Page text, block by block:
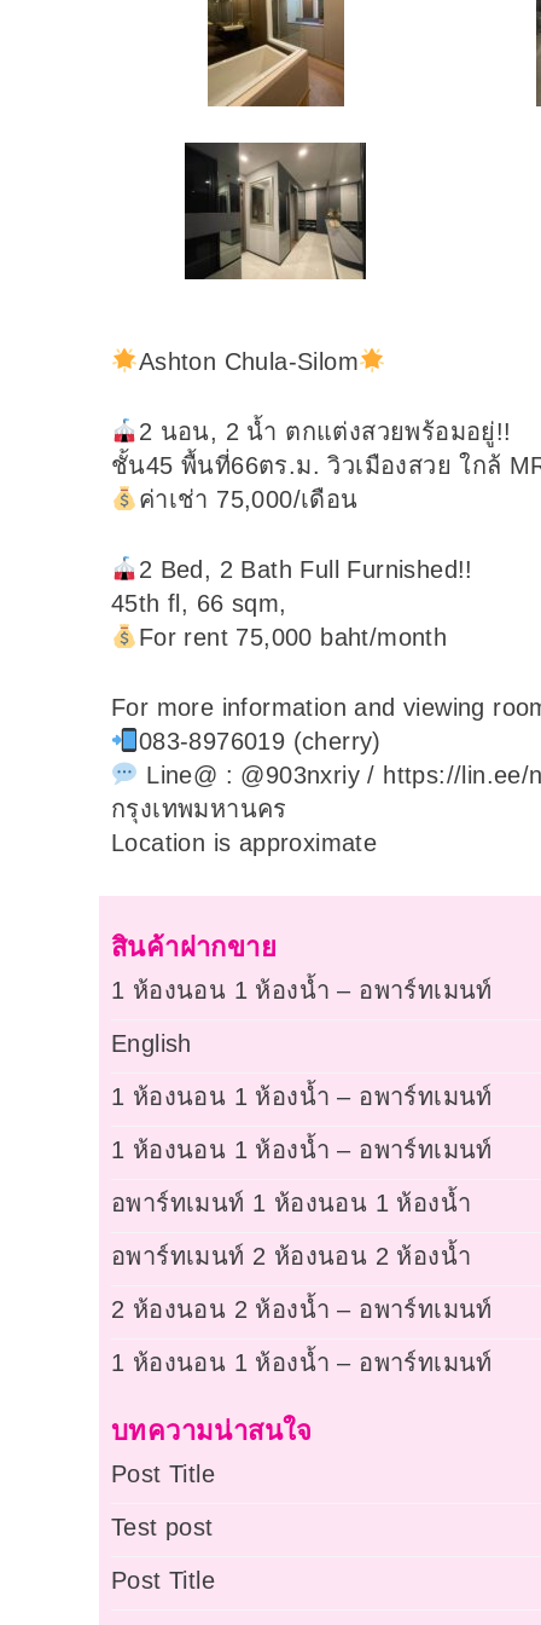
Ashton Chula-Silom
2 นอน, 2 น้ำ ตกแต่งสวยพร้อมอยู่!!
ชั้น45 พื้นที่66ตร.ม. วิวเมืองสวย ใกล้
ค่าเช่า 75,000/เดือน
2 Bed, 2 Bath Full Furnished!!
45th fl, 66 sqm,
For rent 75,000 baht/month
For more information and viewing
083-8976019 (cherry)
Line@ : @903nxriy / https://lin.ee/
กรุงเทพมหานคร
Location is approximate
สินค้าฝากขาย
1 ห้องนอน 1 ห้องน้ำ – อพาร์ทเมนท์
English
1 ห้องนอน 1 ห้องน้ำ – อพาร์ทเมนท์
1 ห้องนอน 1 ห้องน้ำ – อพาร์ทเมนท์
อพาร์ทเมนท์ 1 ห้องนอน 1 ห้องน้ำ
อพาร์ทเมนท์ 2 ห้องนอน 2 ห้องน้ำ
2 ห้องนอน 2 ห้องน้ำ – อพาร์ทเมนท์
1 ห้องนอน 1 ห้องน้ำ – อพาร์ทเมนท์
บทความน่าสนใจ
Post Title
Test post
Post Title